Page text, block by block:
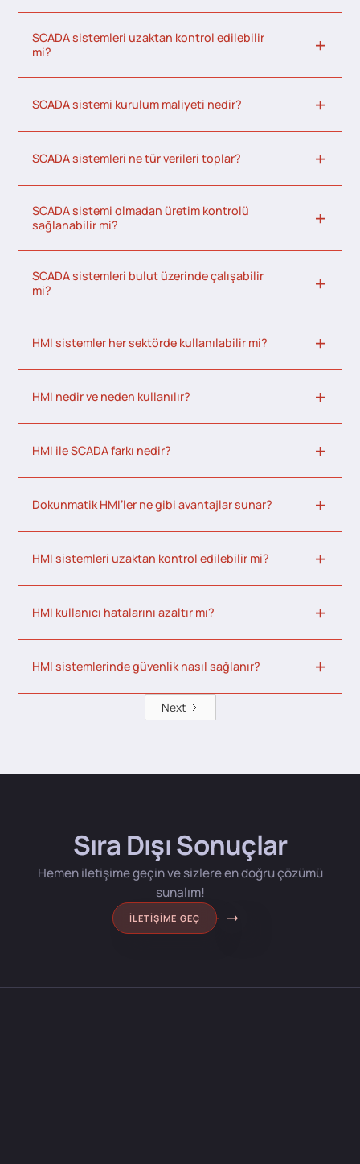
SCADA sistemleri uzaktan kontrol edilebilir
mi?
SCADA sistemi kurulum maliyeti nedir?
SCADA sistemleri ne tür verileri toplar?
SCADA sistemi olmadan üretim kontrolü
sağlanabilir mi?
SCADA sistemleri bulut üzerinde çalışabilir
mi?
HMI sistemler her sektörde kullanılabilir mi?
HMI nedir ve neden kullanılır?
HMI ile SCADA farkı nedir?
Dokunmatik HMI’ler ne gibi avantajlar sunar?
HMI sistemleri uzaktan kontrol edilebilir mi?
HMI kullanıcı hatalarını azaltır mı?
HMI sistemlerinde güvenlik nasıl sağlanır?
Next
Sıra Dışı Sonuçlar
Hemen iletişime geçin ve sizlere en doğru çözümü
sunalım!
İLETIŞIME GEÇ